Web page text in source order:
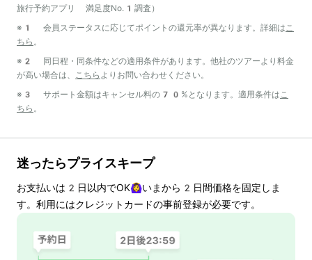
旅行予約アプリ 満足度No.1調査）
※1 会員ステータスに応じてポイントの還元率が異なります。詳細は こ
ちら 。
※2 同日程・同条件などの適用条件があります。他社のツアーより料金
が高い場合は、
こちら よりお問い合わせください。
※3 サポート金額はキャンセル料の70%となります。適用条件は こ
ちら 。
迷ったらプライスキープ
お支払いは 2 日以内でOK🙆‍♀️いまから 2 日間価格を固定しま
す。利用にはクレジットカードの事前登録が必要です。